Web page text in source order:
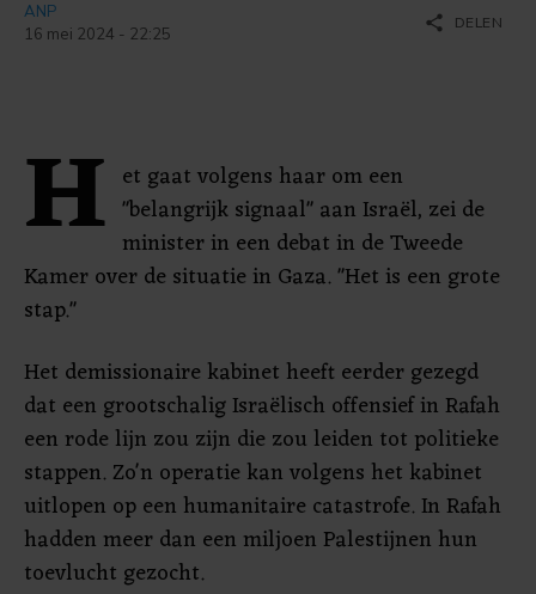
ANP
16 mei 2024 - 22:25
share DELEN
H et gaat volgens haar om een
"belangrijk signaal" aan Israël, zei de
minister in een debat in de Tweede
Kamer over de situatie in Gaza. "Het is een grote
stap."
Het demissionaire kabinet heeft eerder gezegd
dat een grootschalig Israëlisch offensief in Rafah
een rode lijn zou zijn die zou leiden tot politieke
stappen. Zo'n operatie kan volgens het kabinet
uitlopen op een humanitaire catastrofe. In Rafah
hadden meer dan een miljoen Palestijnen hun
toevlucht gezocht.